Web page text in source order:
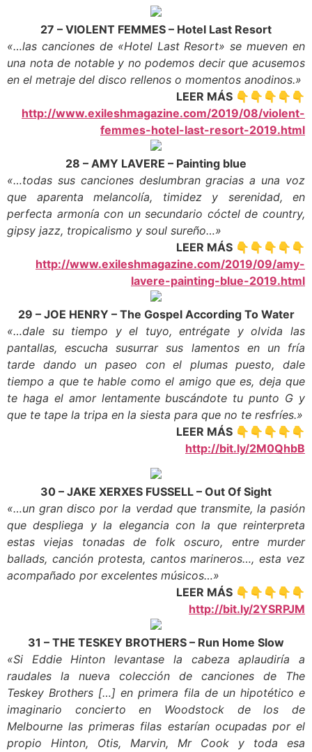
27 – VIOLENT FEMMES – Hotel Last Resort
«…las canciones de «Hotel Last Resort» se mueven en
una nota de notable y no podemos decir que acusemos
en el metraje del disco rellenos o momentos anodinos.»
LEER MÁS 👇👇👇👇👇
http://www.exileshmagazine.com/2019/08/violent-
femmes-hotel-last-resort-2019.html
28 – AMY LAVERE – Painting blue
«…todas sus canciones deslumbran gracias a una voz
que aparenta melancolía, timidez y serenidad, en
perfecta armonía con un secundario cóctel de country,
gipsy jazz, tropicalismo y soul sureño…»
LEER MÁS 👇👇👇👇👇
http://www.exileshmagazine.com/2019/09/amy-
lavere-painting-blue-2019.html
29 – JOE HENRY – The Gospel According To Water
«…dale su tiempo y el tuyo, entrégate y olvida las
pantallas, escucha susurrar sus lamentos en un fría
tarde dando un paseo con el plumas puesto, dale
tiempo a que te hable como el amigo que es, deja que
te haga el amor lentamente buscándote tu punto G y
que te tape la tripa en la siesta para que no te resfríes.»
LEER MÁS 👇👇👇👇👇
http://bit.ly/2M0QhbB
30 – JAKE XERXES FUSSELL – Out Of Sight
«…un gran disco por la verdad que transmite, la pasión
que despliega y la elegancia con la que reinterpreta
estas viejas tonadas de folk oscuro, entre murder
ballads, canción protesta, cantos marineros…, esta vez
acompañado por excelentes músicos…»
LEER MÁS 👇👇👇👇👇
http://bit.ly/2YSRPJM
31 – THE TESKEY BROTHERS – Run Home Slow
«Si Eddie Hinton levantase la cabeza aplaudiría a
raudales la nueva colección de canciones de The
Teskey Brothers […] en primera fila de un hipotético e
imaginario concierto en Woodstock de los de
Melbourne las primeras filas estarían ocupadas por el
propio Hinton, Otis, Marvin, Mr Cook y toda esa